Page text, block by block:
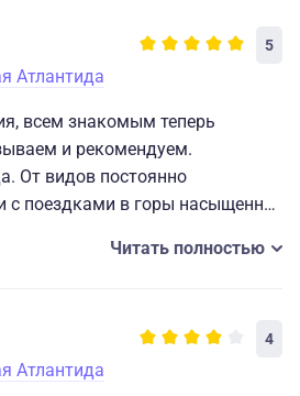
5
Атлантида
всем знакомым теперь
и рекомендуем.
От видов постоянно
с поездками в горы насыщенны
каньону, зиплайны, экстрим-
и в отличном состоянии
Читать полностью
4
Атлантида